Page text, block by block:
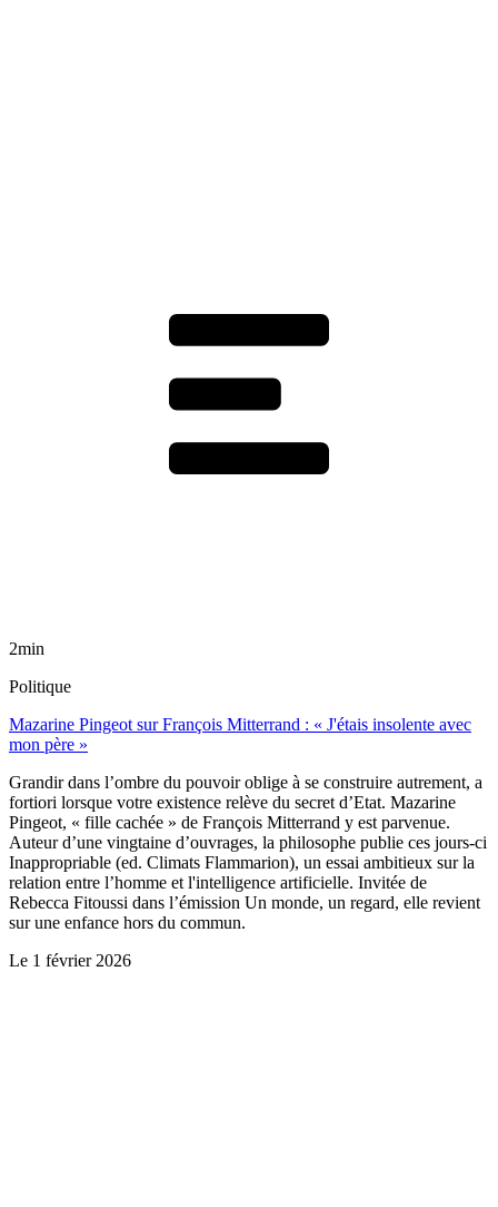
2min
Politique
Mazarine Pingeot sur François Mitterrand : « J'étais insolente avec
mon père »
Grandir dans l’ombre du pouvoir oblige à se construire autrement, a
fortiori lorsque votre existence relève du secret d’Etat. Mazarine
Pingeot, « fille cachée » de François Mitterrand y est parvenue.
Auteur d’une vingtaine d’ouvrages, la philosophe publie ces jours-ci
Inappropriable (ed. Climats Flammarion), un essai ambitieux sur la
relation entre l’homme et l'intelligence artificielle. Invitée de
Rebecca Fitoussi dans l’émission Un monde, un regard, elle revient
sur une enfance hors du commun.
Le 1 février 2026